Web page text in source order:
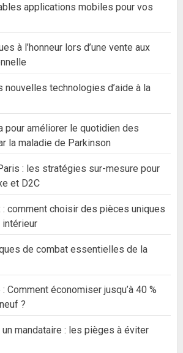
applications mobiles pour vos
à l’honneur lors d’une vente aux
nouvelles technologies d’aide à la
pour améliorer le quotidien des
la maladie de Parkinson
: les stratégies sur-mesure pour
et D2C
: comment choisir des pièces uniques
de combat essentielles de la
Comment économiser jusqu’à 40 %
?
mandataire : les pièges à éviter